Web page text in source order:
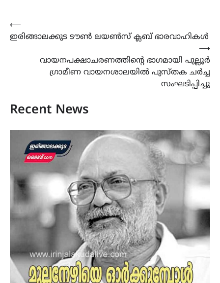
Post
navigation
⟵
ഇരിങ്ങാലക്കുട ടൗൺ ലയൺസ് ക്ലബ് ഭാരവാഹികൾ
വായനപക്ഷാചരണത്തിന്റെ ഭാഗമായി പുല്ലൂർ
ഗ്രാമീണ വായനശാലയിൽ പുസ്തക ചർച്ച
സംഘടിപ്പിച്ചു
⟶
Recent News